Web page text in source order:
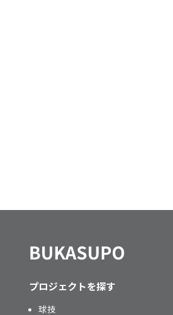
プロジェクトを探す
球技